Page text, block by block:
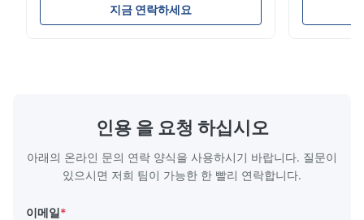
2.8/2.8 & 5.6/5.6g/m Coating Options SPTE
TFS Electrolytic Tin Plate (ETP) represents
specifically for
지금 연락하세요
packaging
인용 을 요청 하십시오
아래의 온라인 문의 연락 양식을 사용하시기 바랍니다. 질문이
있으시면 저희 팀이 가능한 한 빨리 연락합니다.
이메일*